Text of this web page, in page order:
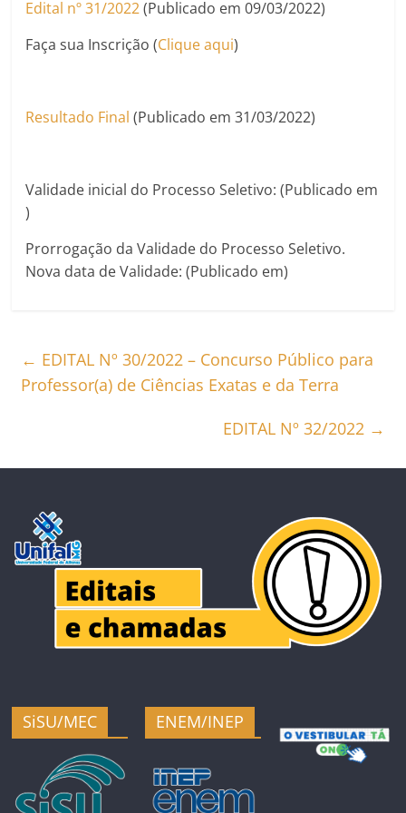
Edital nº 31/2022(Publicado em 09/03/2022)
Faça sua Inscrição (Clique aqui)
Resultado Final (Publicado em 31/03/2022)
Validade inicial do Processo Seletivo: (Publicado em
)
Prorrogação da Validade do Processo Seletivo.
Nova data de Validade: (Publicado em)
← EDITAL Nº 30/2022 – Concurso Público para
Professor(a) de Ciências Exatas e da Terra
EDITAL Nº 32/2022 →
SiSU/MEC ENEM/INEP